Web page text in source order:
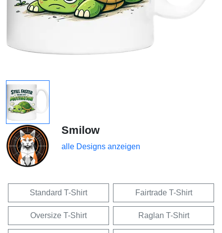
Smilow
alle Designs anzeigen
Standard T-Shirt Fairtrade T-Shirt
Oversize T-Shirt Raglan T-Shirt